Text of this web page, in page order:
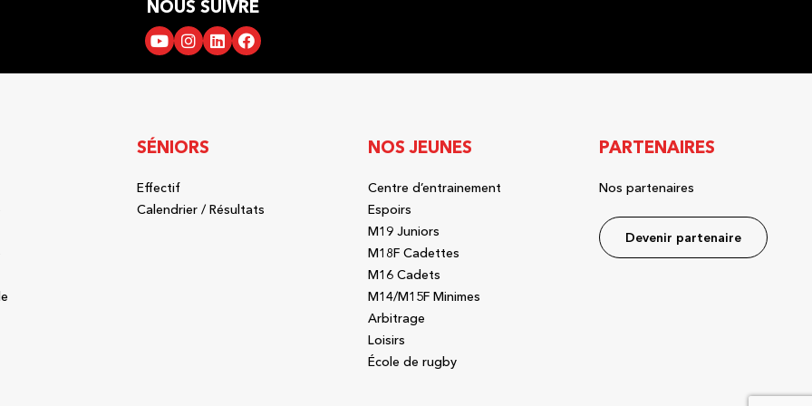
NOUS SUIVRE
SÉNIORS
Effectif
Calendrier / Résultats
NOS JEUNES
Centre d’entrainement
Espoirs
M19 Juniors
M18F Cadettes
M16 Cadets
M14/M15F Minimes
Arbitrage
Loisirs
École de rugby
PARTENAIRES
Nos partenaires
Devenir partenaire